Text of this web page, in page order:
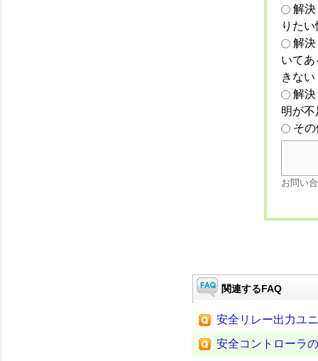
解
りた
解
いて
きない
解
明が
そ
お問い
関連するFAQ
安全リレー出力ユ
安全コントローラ